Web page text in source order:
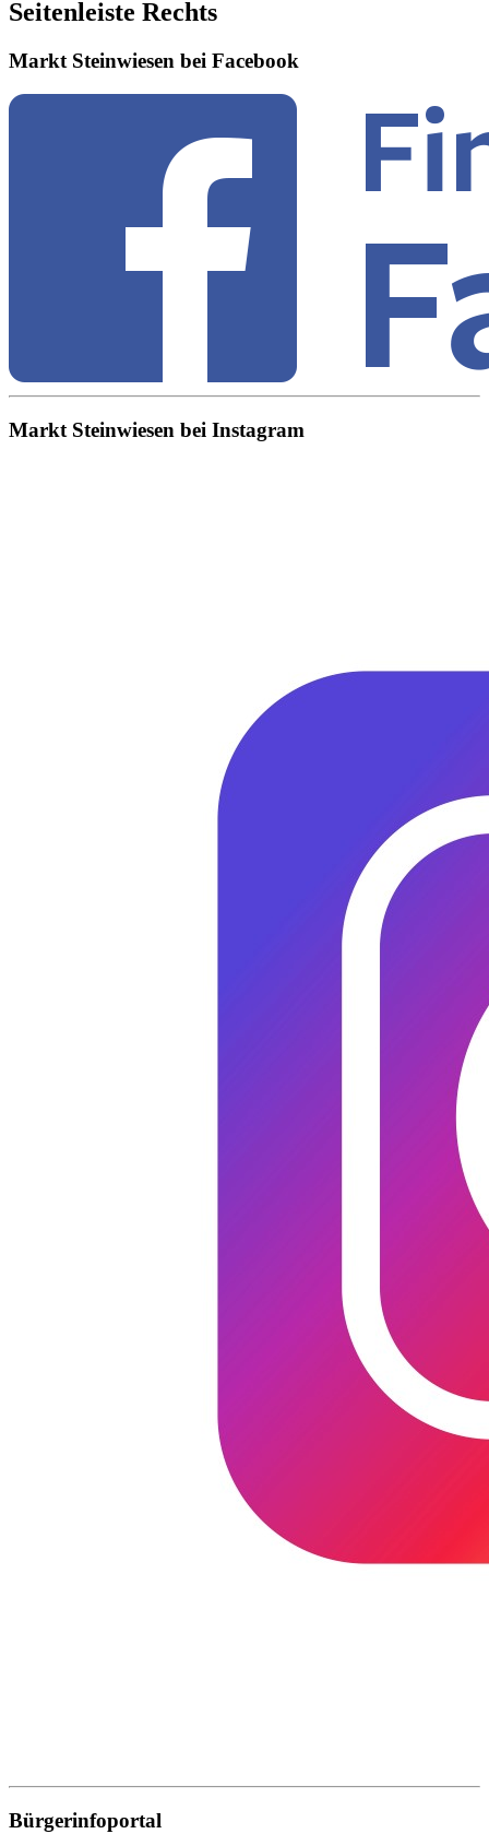
Seitenleiste Rechts
Markt Steinwiesen bei Facebook
Markt Steinwiesen bei Instagram
Bürgerinfoportal